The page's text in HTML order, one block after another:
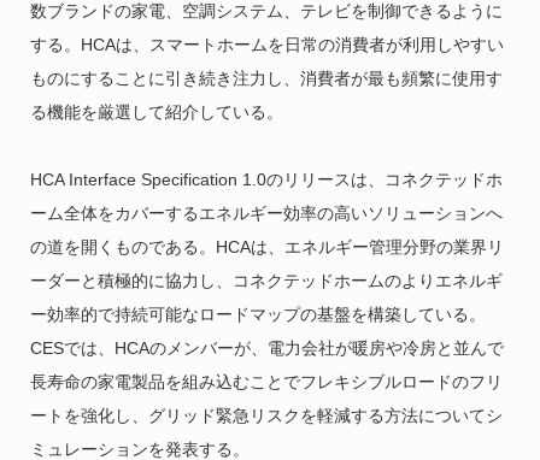
数ブランドの家電、空調システム、テレビを制御できるように
する。HCAは、スマートホームを日常の消費者が利用しやすい
ものにすることに引き続き注力し、消費者が最も頻繁に使用す
る機能を厳選して紹介している。
HCA Interface Specification 1.0のリリースは、コネクテッドホ
ーム全体をカバーするエネルギー効率の高いソリューションへ
の道を開くものである。HCAは、エネルギー管理分野の業界リ
ーダーと積極的に協力し、コネクテッドホームのよりエネルギ
ー効率的で持続可能なロードマップの基盤を構築している。
CESでは、HCAのメンバーが、電力会社が暖房や冷房と並んで
長寿命の家電製品を組み込むことでフレキシブルロードのフリ
ートを強化し、グリッド緊急リスクを軽減する方法についてシ
ミュレーションを発表する。